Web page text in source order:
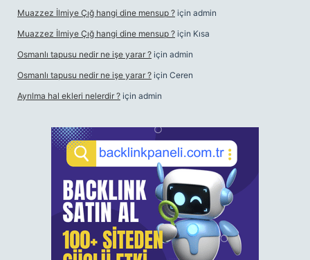
Muazzez İlmiye Çığ hangi dine mensup ? için admin
Muazzez İlmiye Çığ hangi dine mensup ? için Kısa
Osmanlı tapusu nedir ne işe yarar ? için admin
Osmanlı tapusu nedir ne işe yarar ? için Ceren
Ayrılma hal ekleri nelerdir ? için admin